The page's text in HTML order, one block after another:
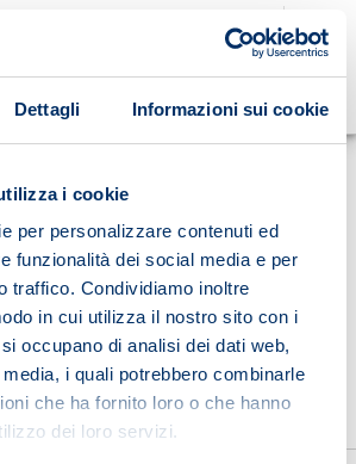
Dettagli Informazioni sui cookie
i cookie
per personalizzare contenuti ed
funzionalità dei social media e per
traffico. Condividiamo inoltre
in cui utilizza il nostro sito con i
occupano di analisi dei dati web,
i quali potrebbero combinarle
che ha fornito loro o che hanno
dei loro servizi.